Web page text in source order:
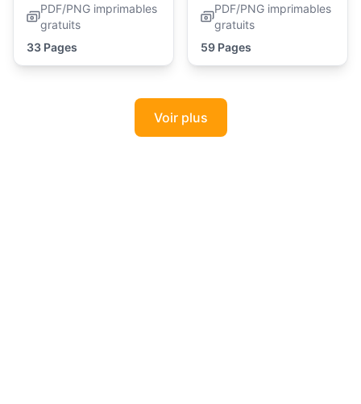
PDF/PNG imprimables
gratuits
33 Pages
PDF/PNG imprimables
gratuits
59 Pages
Voir plus